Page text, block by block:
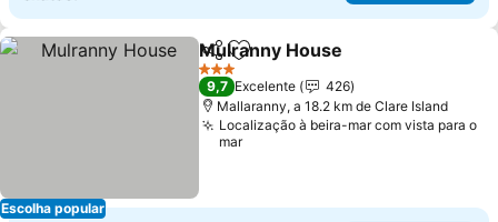
Escolha popular
PartilharAdicionar aos favoritos
Mulranny House
3 Estrelas
9,7 Excelente
426
Mallaranny, a 18.2 km de Clare Island
Localização à beira-mar com vista para o
mar